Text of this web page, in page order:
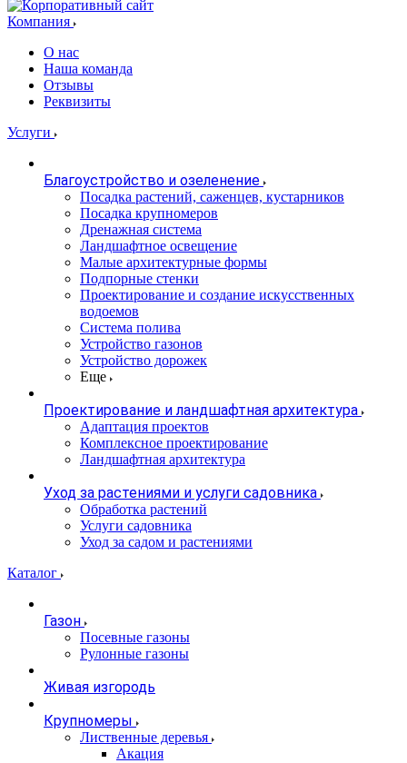
Компания
О нас
Наша команда
Отзывы
Реквизиты
Услуги
Благоустройство и озеленение
Посадка растений, саженцев, кустарников
Посадка крупномеров
Дренажная система
Ландшафтное освещение
Малые архитектурные формы
Подпорные стенки
Проектирование и создание искусственных
водоемов
Система полива
Устройство газонов
Устройство дорожек
Еще
Проектирование и ландшафтная архитектура
Адаптация проектов
Комплексное проектирование
Ландшафтная архитектура
Уход за растениями и услуги садовника
Обработка растений
Услуги садовника
Уход за садом и растениями
Каталог
Газон
Посевные газоны
Рулонные газоны
Живая изгородь
Крупномеры
Лиственные деревья
Акация